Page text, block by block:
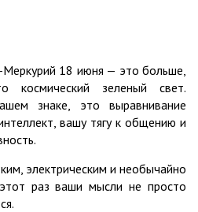
18 июня — это больше,
космический зеленый свет.
знаке, это выравнивание
вашу тягу к общению и
электрическим и необычайно
раз ваши мысли не просто